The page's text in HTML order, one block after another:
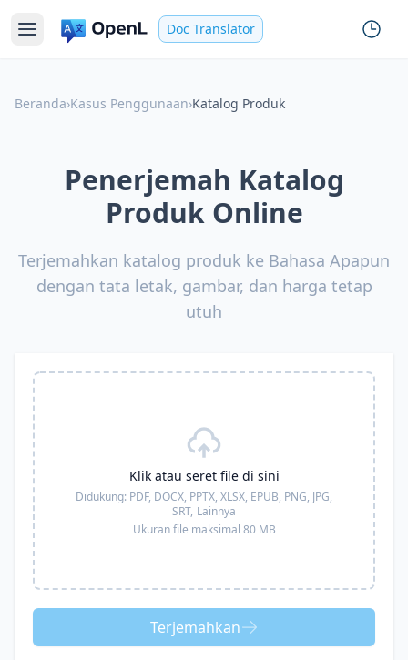
Doc Translator
Beranda›Kasus Penggunaan›Katalog Produk
Penerjemah Katalog
Produk Online
Terjemahkan katalog produk ke Bahasa Apapun
dengan tata letak, gambar, dan harga tetap
utuh
Klik atau seret file di sini
Didukung: PDF, DOCX, PPTX, XLSX, EPUB, PNG, JPG,
SRT, Lainnya
Ukuran file maksimal 80 MB
Terjemahkan